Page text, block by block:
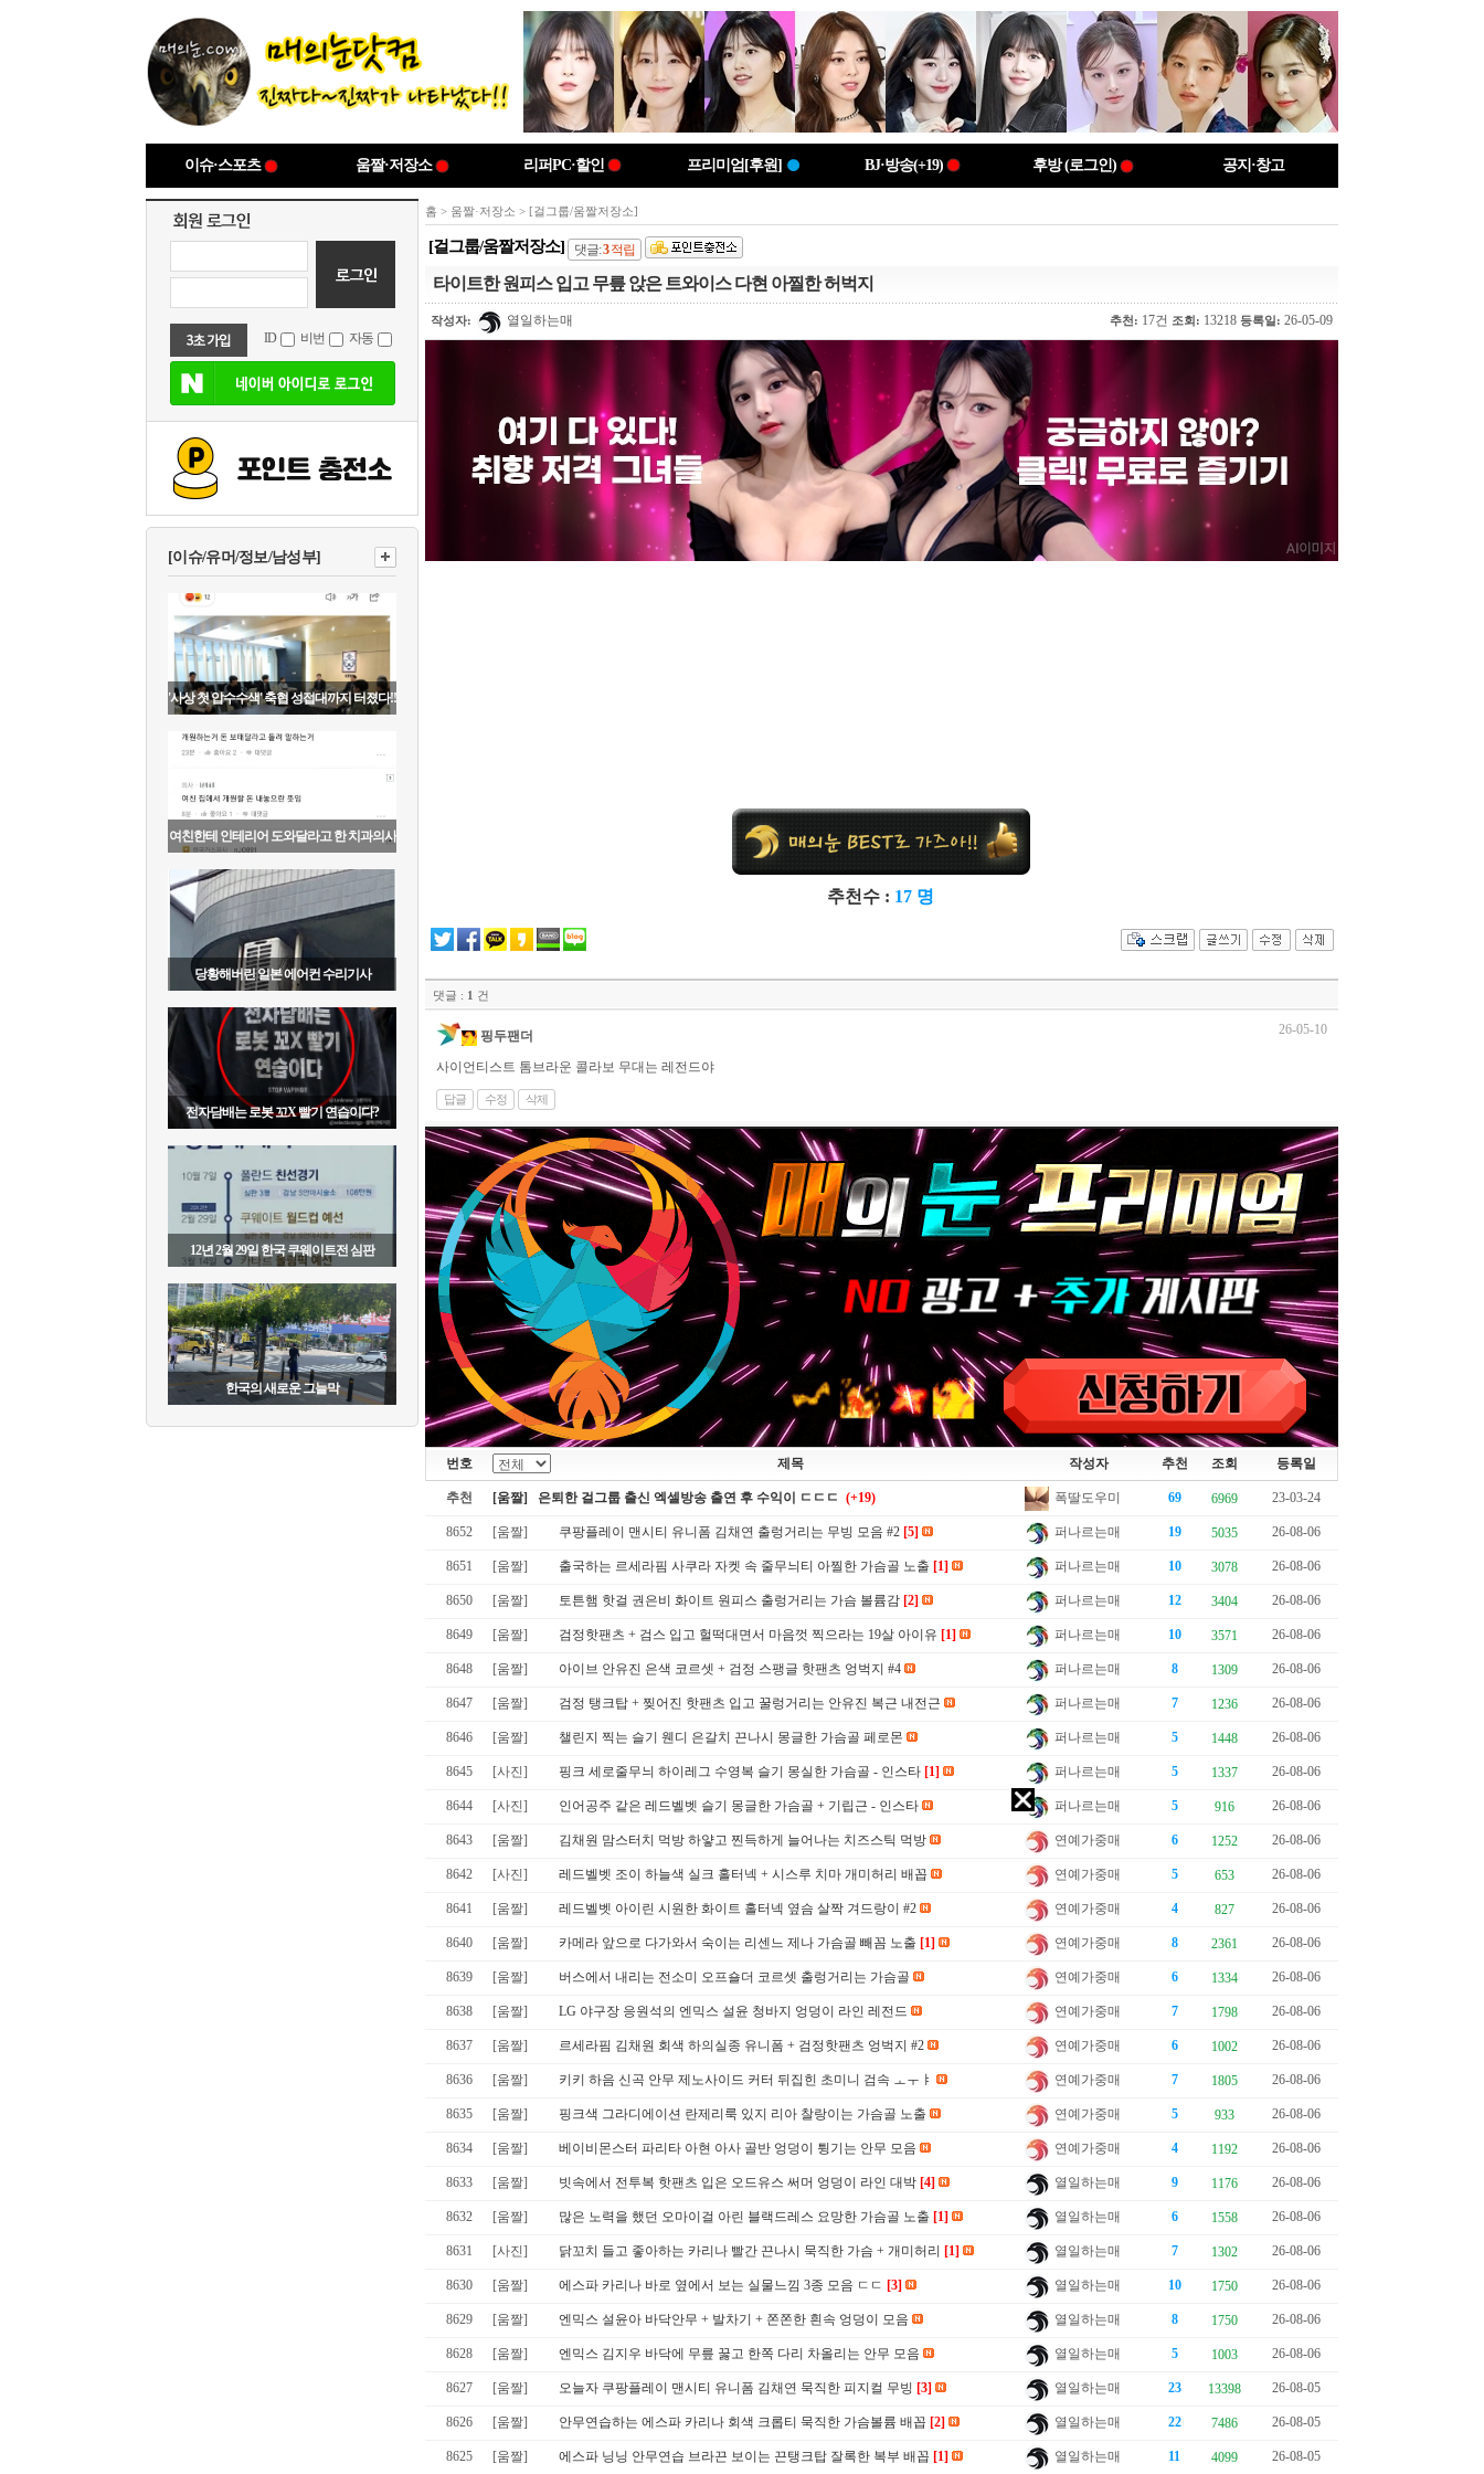
이슈·스포츠 움짤·저장소 리퍼PC·할인 프리미엄[후원] BJ·방송(+19) 후방 (로그인) 공지·창고
ID 비번 자동
[이슈/유머/정보/남성부]
'사상 첫 압수수색' 축협 성접대까지 터졌다!!
여친한테 인테리어 도와달라고 한 치과의사
당황해버린 일본 에어컨 수리기사
전자담배는 로봇 꼬X 빨기 연습이다?
12년 2월 29일 한국 쿠웨이트전 심판
한국의 새로운 그늘막
홈 > 움짤·저장소 > [걸그룹/움짤저장소]
[걸그룹/움짤저장소] 댓글:3적립
타이트한 원피스 입고 무릎 앉은 트와이스 다현 아찔한 허벅지
작성자: 열일하는매 추천: 17건 조회: 13218 등록일: 26-05-09
추천수 : 17 명
댓글 : 1 건
핑두팬더 26-05-10
사이언티스트 톰브라운 콜라보 무대는 레전드야
답글 수정 삭제
번호 제목 작성자 추천 조회 등록일
추천 [움짤] 은퇴한 걸그룹 출신 엑셀방송 출연 후 수익이 ㄷㄷㄷ (+19) 폭딸도우미 69 6969 23-03-24
8652 [움짤] 쿠팡플레이 맨시티 유니폼 김채연 출렁거리는 무빙 모음 #2 [5] 퍼나르는매 19 5035 26-08-06
8651 [움짤] 출국하는 르세라핌 사쿠라 자켓 속 줄무늬티 아찔한 가슴골 노출 [1] 퍼나르는매 10 3078 26-08-06
8650 [움짤] 토튼햄 핫걸 권은비 화이트 원피스 출렁거리는 가슴 볼륨감 [2] 퍼나르는매 12 3404 26-08-06
8649 [움짤] 검정핫팬츠 + 검스 입고 헐떡대면서 마음껏 찍으라는 19살 아이유 [1] 퍼나르는매 10 3571 26-08-06
8648 [움짤] 아이브 안유진 은색 코르셋 + 검정 스팽글 핫팬츠 엉벅지 #4 퍼나르는매 8 1309 26-08-06
8647 [움짤] 검정 탱크탑 + 찢어진 핫팬츠 입고 꿀렁거리는 안유진 복근 내전근 퍼나르는매 7 1236 26-08-06
8646 [움짤] 챌린지 찍는 슬기 웬디 은갈치 끈나시 몽글한 가슴골 페로몬 퍼나르는매 5 1448 26-08-06
8645 [사진] 핑크 세로줄무늬 하이레그 수영복 슬기 몽실한 가슴골 - 인스타 [1] 퍼나르는매 5 1337 26-08-06
8644 [사진] 인어공주 같은 레드벨벳 슬기 몽글한 가슴골 + 기립근 - 인스타 퍼나르는매 5 916 26-08-06
8643 [움짤] 김채원 맘스터치 먹방 하얗고 찐득하게 늘어나는 치즈스틱 먹방 연예가중매 6 1252 26-08-06
8642 [사진] 레드벨벳 조이 하늘색 실크 홀터넥 + 시스루 치마 개미허리 배꼽 연예가중매 5 653 26-08-06
8641 [움짤] 레드벨벳 아이린 시원한 화이트 홀터넥 옆슴 살짝 겨드랑이 #2 연예가중매 4 827 26-08-06
8640 [움짤] 카메라 앞으로 다가와서 숙이는 리센느 제나 가슴골 빼꼼 노출 [1] 연예가중매 8 2361 26-08-06
8639 [움짤] 버스에서 내리는 전소미 오프숄더 코르셋 출렁거리는 가슴골 연예가중매 6 1334 26-08-06
8638 [움짤] LG 야구장 응원석의 엔믹스 설윤 청바지 엉덩이 라인 레전드 연예가중매 7 1798 26-08-06
8637 [움짤] 르세라핌 김채원 회색 하의실종 유니폼 + 검정핫팬츠 엉벅지 #2 연예가중매 6 1002 26-08-06
8636 [움짤] 키키 하음 신곡 안무 제노사이드 커터 뒤집힌 초미니 검속 ㅗㅜㅑ 연예가중매 7 1805 26-08-06
8635 [움짤] 핑크색 그라디에이션 란제리룩 있지 리아 찰랑이는 가슴골 노출 연예가중매 5 933 26-08-06
8634 [움짤] 베이비몬스터 파리타 아현 아사 골반 엉덩이 튕기는 안무 모음 연예가중매 4 1192 26-08-06
8633 [움짤] 빗속에서 전투복 핫팬츠 입은 오드유스 써머 엉덩이 라인 대박 [4] 열일하는매 9 1176 26-08-06
8632 [움짤] 많은 노력을 했던 오마이걸 아린 블랙드레스 요망한 가슴골 노출 [1] 열일하는매 6 1558 26-08-06
8631 [사진] 닭꼬치 들고 좋아하는 카리나 빨간 끈나시 묵직한 가슴 + 개미허리 [1] 열일하는매 7 1302 26-08-06
8630 [움짤] 에스파 카리나 바로 옆에서 보는 실물느낌 3종 모음 ㄷㄷ [3] 열일하는매 10 1750 26-08-06
8629 [움짤] 엔믹스 설윤아 바닥안무 + 발차기 + 쫀쫀한 흰속 엉덩이 모음 열일하는매 8 1750 26-08-06
8628 [움짤] 엔믹스 김지우 바닥에 무릎 꿇고 한쪽 다리 차올리는 안무 모음 열일하는매 5 1003 26-08-06
8627 [움짤] 오늘자 쿠팡플레이 맨시티 유니폼 김채연 묵직한 피지컬 무빙 [3] 열일하는매 23 13398 26-08-05
8626 [움짤] 안무연습하는 에스파 카리나 회색 크롭티 묵직한 가슴볼륨 배꼽 [2] 열일하는매 22 7486 26-08-05
8625 [움짤] 에스파 닝닝 안무연습 브라끈 보이는 끈탱크탑 잘록한 복부 배꼽 [1] 열일하는매 11 4099 26-08-05